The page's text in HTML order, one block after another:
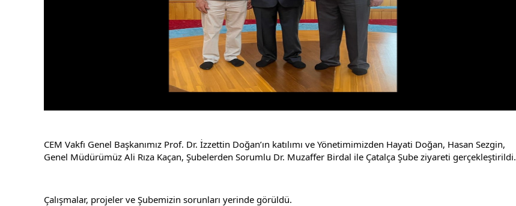
CEM Vakfı Genel Başkanımız Prof. Dr. İzzettin Doğan’ın katılımı ve Yönetimimizden Hayati Doğan, Hasan Sezgin,
Genel Müdürümüz Ali Rıza Kaçan, Şubelerden Sorumlu Dr. Muzaffer Birdal ile Çatalça Şube ziyareti gerçekleştirildi.
Çalışmalar, projeler ve Şubemizin sorunları yerinde görüldü.